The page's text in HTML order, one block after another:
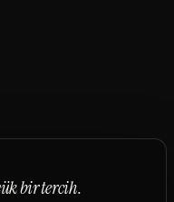
bir tercih.